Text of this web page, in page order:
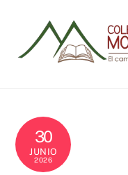
content
30
JUNIO
2026